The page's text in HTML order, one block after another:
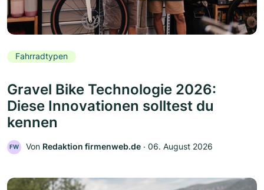
Fahrradtypen
Gravel Bike Technologie 2026:
Diese Innovationen solltest du
kennen
FW Von Redaktion firmenweb.de ‧ 06. August 2026